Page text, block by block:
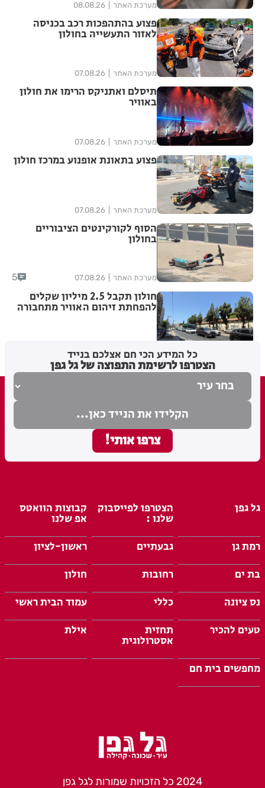
מערכת האתר 08.08.26
פצוע בהתהפכות רכב בכניסה
לאזור התעשייה בחולון
מערכת האתר 07.08.26
תיסלם ואתניקס הרימו את חולון
באוויר
מערכת האתר 07.08.26
פצוע בתאונת אופנוע במרכז חולון
מערכת האתר 07.08.26
הסוף לקורקינטים הציבוריים
בחולון
מערכת האתר 07.08.26
5
חולון תקבל 2.5 מיליון שקלים
להפחתת זיהום האוויר מתחבורה
כל המידע הכי חם אצלכם בנייד
הצטרפו לרשימת התפוצה של גל גפן
גל גפן הצטרפו לפייסבוק
שלנו :
קבוצות הוואטס
אפ שלנו
רמת גן
גבעתיים
ראשון-לציון
בת ים
רחובות
חולון
נס ציונה
כללי
עמוד הבית ראשי
טעים להכיר
תחזית
אסטרולוגית
אילת
מחפשים בית חם
2024 כל הזכויות שמורות לגל גפן